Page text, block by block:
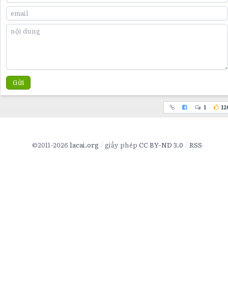
Gửi
1
©2011-2026 lacai.org giấy phép CC BY-ND 3.0 RSS